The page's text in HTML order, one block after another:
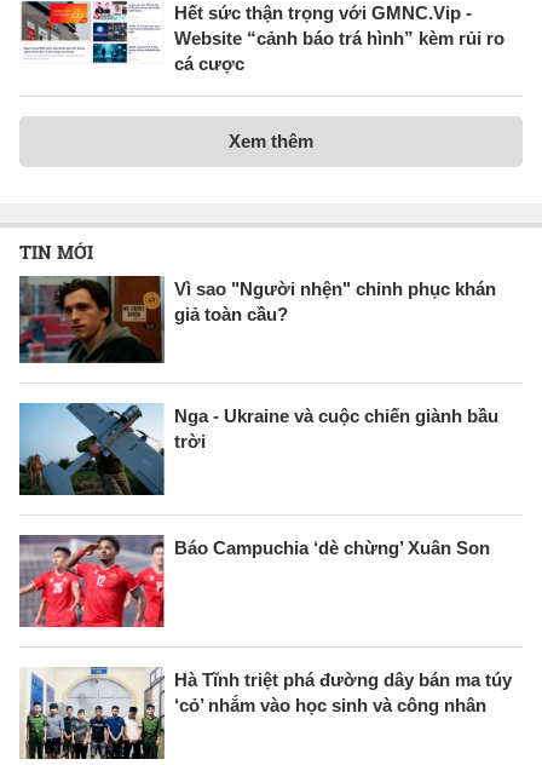
Hết sức thận trọng với GMNC.Vip -
Website “cảnh báo trá hình” kèm rủi ro
cá cược
Xem thêm
TIN MỚI
Vì sao "Người nhện" chinh phục khán
giả toàn cầu?
Nga - Ukraine và cuộc chiến giành bầu
trời
Báo Campuchia ‘dè chừng’ Xuân Son
Hà Tĩnh triệt phá đường dây bán ma túy
‘cỏ’ nhắm vào học sinh và công nhân